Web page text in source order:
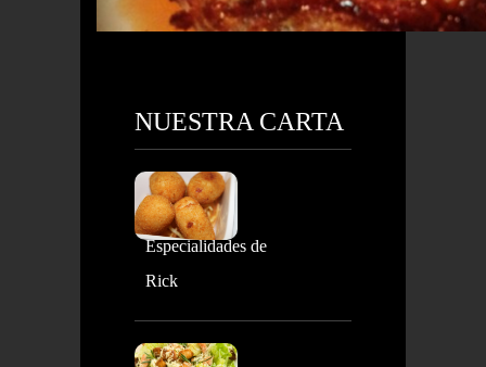
NUESTRA CARTA
Especialidades de
Rick